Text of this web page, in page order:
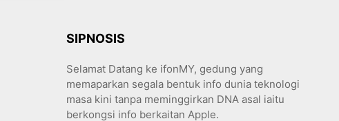
SIPNOSIS
Selamat Datang ke ifonMY, gedung yang
memaparkan segala bentuk info dunia teknologi
masa kini tanpa meminggirkan DNA asal iaitu
berkongsi info berkaitan Apple.